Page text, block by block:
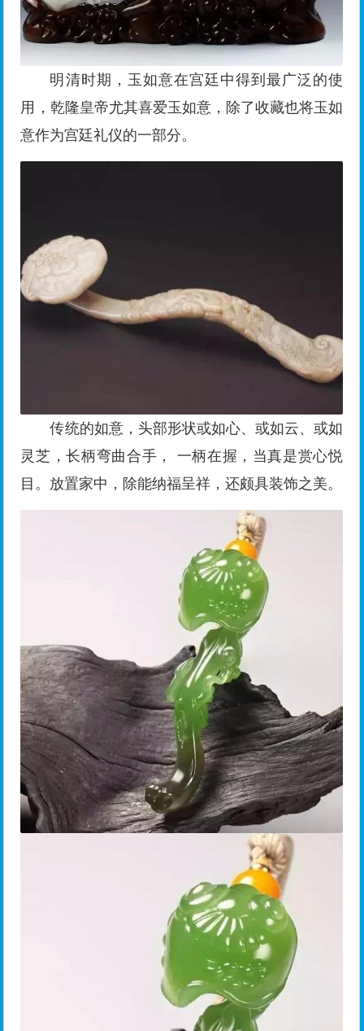
明清时期，玉如意在宫廷中得到最广泛的使
用，乾隆皇帝尤其喜爱玉如意，除了收藏也将玉如
意作为宫廷礼仪的一部分。
传统的如意，头部形状或如心、或如云、或如
灵芝，长柄弯曲合手， 一柄在握，当真是赏心悦
目。放置家中，除能纳福呈祥，还颇具装饰之美。